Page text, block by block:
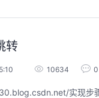
转
10634 0
实现